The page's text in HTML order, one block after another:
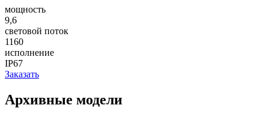
мощность
9,6
световой поток
1160
исполнение
IP67
Заказать
Архивные модели